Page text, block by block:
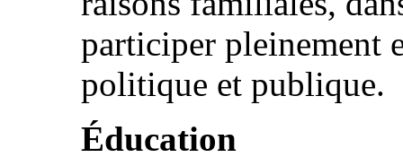
participer pleinement
politique et publique.
Éducation